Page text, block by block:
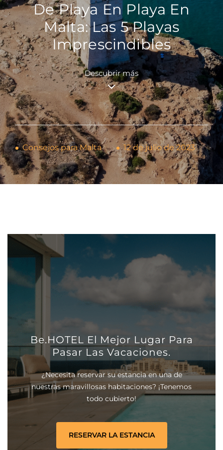
De Playa En Playa En
Malta: Las 5 Playas
Imprescindibles
Descubrir más
Consejos para Malta 12 de julio de 2023
Be.HOTEL El Mejor Lugar Para
Pasar Las Vacaciones.
¿Necesita reservar su estancia en una de
nuestras maravillosas habitaciones? ¡Tenemos
todo cubierto!
RESERVAR LA ESTANCIA